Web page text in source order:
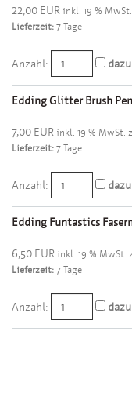
22,00 EUR inkl. 19 %
Lieferzeit: 7 Tage
Anzahl:
Edding Glitter Brush Pen
7,00 EUR inkl. 19 % MwSt.
Lieferzeit: 7 Tage
Anzahl:
Edding Funtastics
6,50 EUR inkl. 19 % MwSt.
Lieferzeit: 7 Tage
Anzahl: